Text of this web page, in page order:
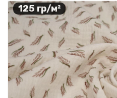
125 гр/м²